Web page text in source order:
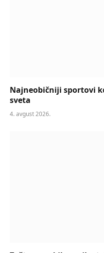
Najneobičniji sportovi
sveta
4. avgust 2026.